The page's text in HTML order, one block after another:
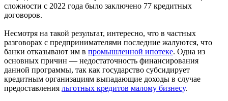
сложности с 2022 года было заключено 77 кредитных
договоров.
Несмотря на такой результат, интересно, что в частных
разговорах с предпринимателями последние жалуются, что
банки отказывают им в промышленной ипотеке. Одна из
основных причин — недостаточность финансирования
данной программы, так как государство субсидирует
кредитным организациям выпадающие доходы в случае
предоставления льготных кредитов малому бизнесу.